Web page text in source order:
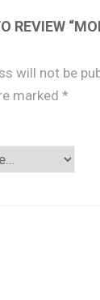
REVIEW “MOI
will not be
marked *